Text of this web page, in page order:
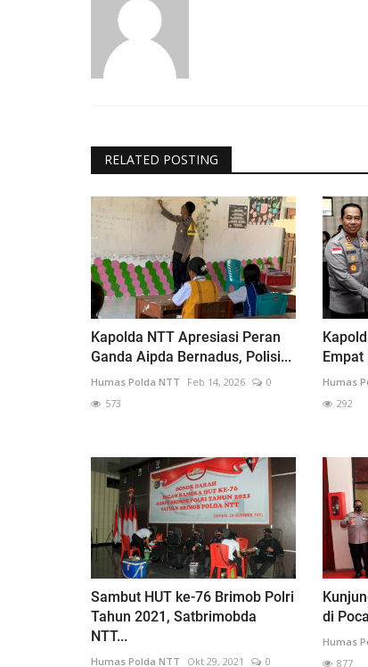
RELATED POSTING
Kapolda NTT Apresiasi Peran
Ganda Aipda Bernadus, Polisi...
Humas Polda NTT Feb 14, 2026
0
573
Empat
Humas
292
Sambut HUT ke-76 Brimob Polri
Tahun 2021, Satbrimobda
NTT...
Humas Polda NTT Okt 29, 2021 0
di
Humas
877